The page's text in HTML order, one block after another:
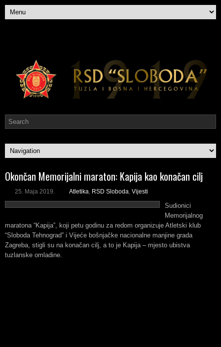
Okončan Memorijalni maraton: Kapija kao konačan cilj
25. Maja 2019. Atletika RSD Sloboda Vijesti
Sudionici
Memorijalnog
maratona “Kapija”, koji petu godinu za redom organizuje Atletski klub
“Sloboda Tehnograd” i Vijeće bošnjačke nacionalne manjine grada
Zagreba, stigli su na konačan cilj, a to je Kapija – mjesto ubistva
tuzlanske omladine.